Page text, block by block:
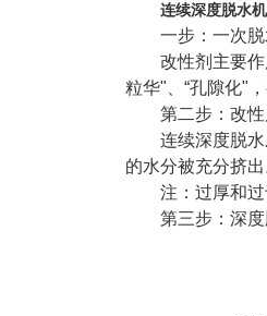
连续深度脱水机
一步：一次脱
改性剂主要作用
粒华"、“孔隙化"
第二步：改性
连续深度脱水压
的水分被充分挤
注：过厚和过
第三步：深度脱